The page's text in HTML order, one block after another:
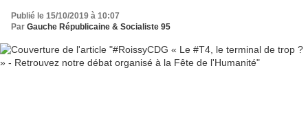
Publié le 15/10/2019 à 10:07
Par Gauche Républicaine & Socialiste 95